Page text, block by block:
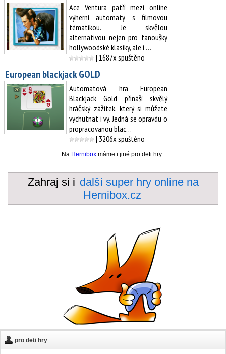
Ace Ventura patří mezi online
výherní automaty s filmovou
tématikou. Je skvělou
alternativou nejen pro fanoušky
hollywoodské klasiky, ale i …
| 1687x spuštěno
European blackjack GOLD
Automatová hra European
Blackjack Gold přináší skvělý
hráčský zážitek, který si můžete
vychutnat i vy. Jedná se opravdu o
propracovanou blac…
| 3206x spuštěno
Na Herniboxmáme i jiné pro deti hry .
Zahraj si i další super hry online na
Hernibox.cz
pro deti hry